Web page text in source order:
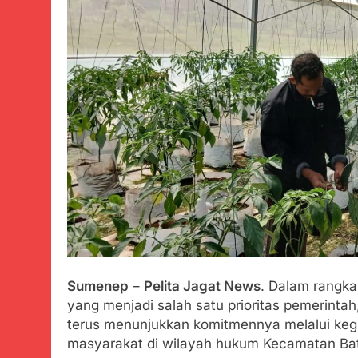
Warga
Juli 22, 2024
Diduga
Juli 22, 2024
Menkes
obatan
Polres
Juli 21, 2024
Kisruh
Bicara
Juli 21, 2024
Perindah
Kadinkes
Juli 21, 2024
Diduga
Juli 20, 2024
Sumenep – Pelita Jagat News. Dalam
yang menjadi salah satu prioritas
terus menunjukkan komitmennya melalui
masyarakat di wilayah hukum Kecamatan